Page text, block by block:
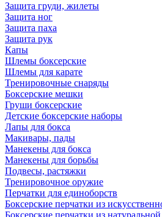
Защита груди, жилеты
Защита ног
Защита паха
Защита рук
Капы
Шлемы боксерские
Шлемы для карате
Тренировочные снаряды
Боксерские мешки
Груши боксерские
Детские боксерские наборы
Лапы для бокса
Макивары, пады
Манекены для бокса
Манекены для борьбы
Подвесы, растяжки
Тренировочное оружие
Перчатки для единоборств
Боксерские перчатки из
Боксерские перчатки из